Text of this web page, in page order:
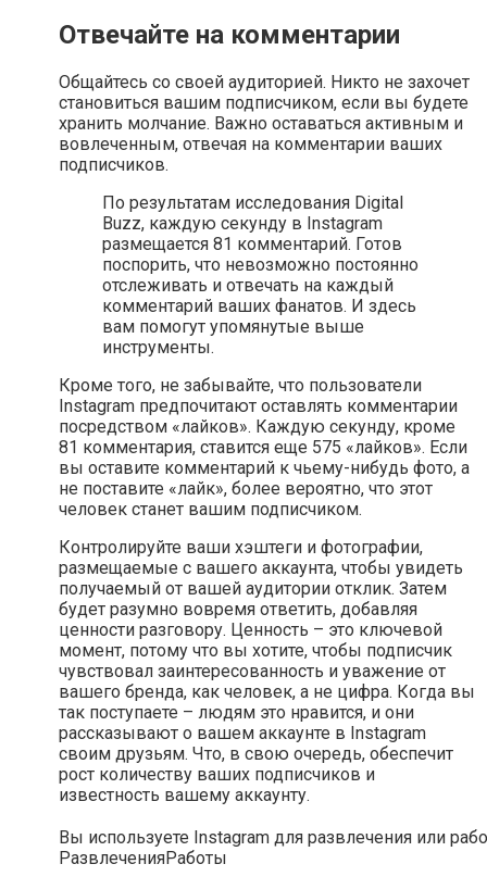
Отвечайте на комментарии
Общайтесь со своей аудиторией. Никто не захочет
становиться вашим подписчиком, если вы будете
хранить молчание. Важно оставаться активным и
вовлеченным, отвечая на комментарии ваших
подписчиков.
По результатам исследования Digital
Buzz, каждую секунду в Instagram
размещается 81 комментарий. Готов
поспорить, что невозможно постоянно
отслеживать и отвечать на каждый
комментарий ваших фанатов. И здесь
вам помогут упомянутые выше
инструменты.
Кроме того, не забывайте, что пользователи
Instagram предпочитают оставлять комментарии
посредством «лайков». Каждую секунду, кроме
81 комментария, ставится еще 575 «лайков». Если
вы оставите комментарий к чьему-нибудь фото, а
не поставите «лайк», более вероятно, что этот
человек станет вашим подписчиком.
Контролируйте ваши хэштеги и фотографии,
размещаемые с вашего аккаунта, чтобы увидеть
получаемый от вашей аудитории отклик. Затем
будет разумно вовремя ответить, добавляя
ценности разговору. Ценность – это ключевой
момент, потому что вы хотите, чтобы подписчик
чувствовал заинтересованность и уважение от
вашего бренда, как человек, а не цифра. Когда вы
так поступаете – людям это нравится, и они
рассказывают о вашем аккаунте в Instagram
своим друзьям. Что, в свою очередь, обеспечит
рост количеству ваших подписчиков и
известность вашему аккаунту.
Вы используете Instagram для развлечения или
РазвлеченияРаботы